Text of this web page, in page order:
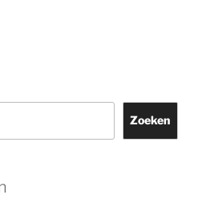
Zoeken